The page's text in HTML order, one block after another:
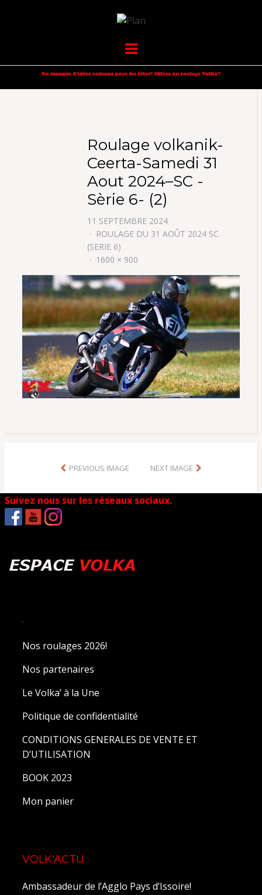
VOLKANIK-
ENDURANCE
Menu
Roulage volkanik-
Ceerta-Samedi 31
Aout 2024–SC -
Sèrie 6- (2)
11 SEPTEMBRE 2024
ROULAGE DU 31 AOÛT 2024 SC
(SERIE 6)
1600 × 900
PREVIOUS IMAGE NEXT IMAGE
Suivez nous sur les réseaux sociaux.
.
Nos roulages 2026!
Nos partenaires
Le Volka’ à la Une
Politique de confidentialité
CONDITIONS GENERALES DE VENTE ET
D’UTILISATION
BOOK 2023
Mon panier
VOLK'ACTU
Ambassadeur de l’Agglo Pays d’Issoire!